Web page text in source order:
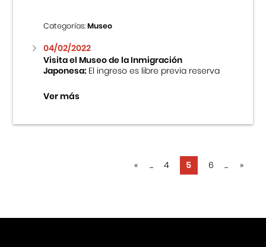
Categorías:Museo
04/02/2022
Visita el Museo de la Inmigración
Japonesa:El ingreso es libre previa reserva
Ver más
« ... 4 5 6 ... »